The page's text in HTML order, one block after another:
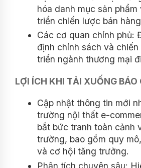
hóa danh mục sản phẩm
triển chiến lược bán
Các cơ quan chính phủ:
định chính sách và
triển ngành thương mại
LỢI ÍCH KHI TẢI XUỐNG BÁO
Cập nhật thông tin mới
trường nội thất e-
bắt bức tranh toàn cảnh
trường, bao gồm quy
và cơ hội tăng trưởng.
Phân tích chuyên sâu: